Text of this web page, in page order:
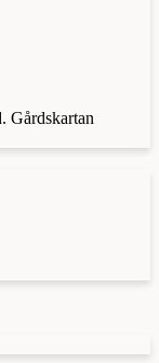
Gårdskartan